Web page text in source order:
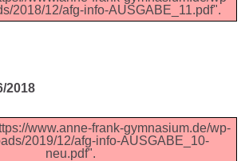
2018/12/afg-info-AUSGABE_11.pdf".
2018
www.anne-frank-gymnasium.de/wp-
2019/12/afg-info-AUSGABE_10-
neu.pdf".